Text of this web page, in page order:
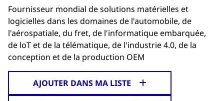
Fournisseur mondial de solutions matérielles et
logicielles dans les domaines de l'automobile, de
l'aérospatiale, du fret, de l'informatique embarquée,
de loT et de la télématique, de l'industrie 4.0, de la
conception et de la production OEM
AJOUTER DANS MA LISTE